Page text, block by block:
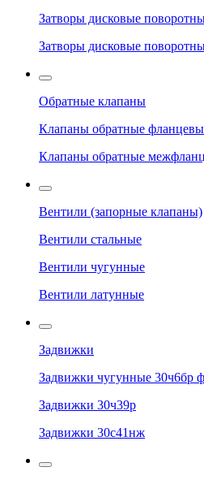
Затворы дисковые
Затворы дисковые
Обратные клапаны
Клапаны обратные
Клапаны обратные
Вентили (запорные клапаны)
Вентили стальные
Вентили чугунные
Вентили латунные
Задвижки
Задвижки чугунные 30ч6бр
Задвижки 30ч39р
Задвижки 30с41нж